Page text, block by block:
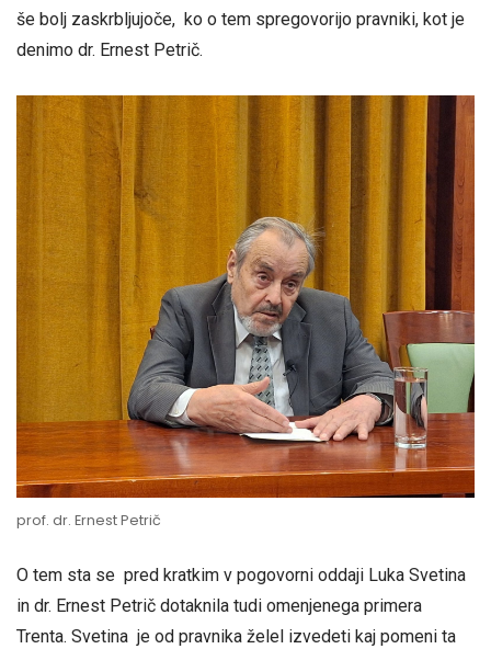
še bolj zaskrbljujoče, ko o tem spregovorijo pravniki, kot je
denimo dr. Ernest Petrič.
prof. dr. Ernest Petrič
O tem sta se pred kratkim v pogovorni oddaji Luka Svetina
in dr. Ernest Petrič dotaknila tudi omenjenega primera
Trenta. Svetina je od pravnika želel izvedeti kaj pomeni ta